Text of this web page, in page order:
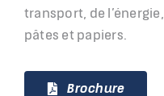
transport, de
pâtes et papiers.
Brochure